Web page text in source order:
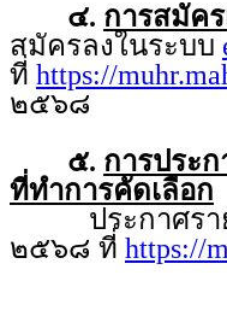
๔. การสมัค
สมัครลงในระบบ
ที่ https://
๒๕๖๘
๕. การประ
ที่ทำการคัดเลือก
ประกาศรายชื่
๒๕๖๘ ที่ https://